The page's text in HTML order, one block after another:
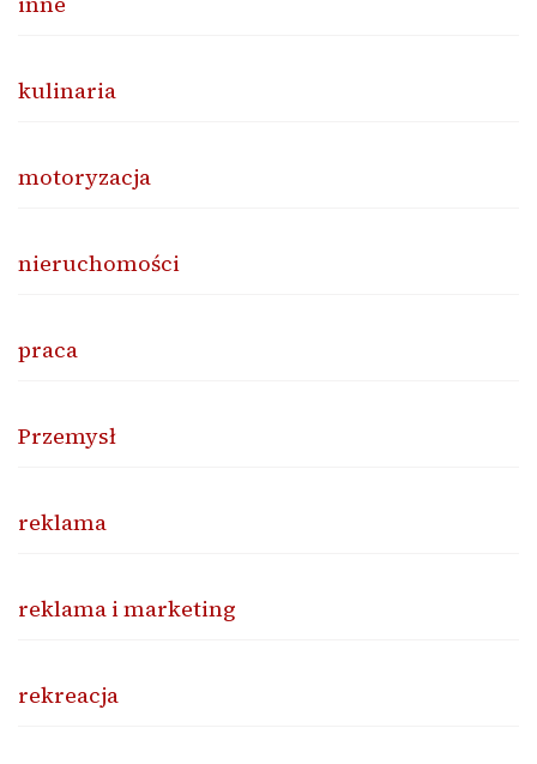
kulinaria
motoryzacja
nieruchomości
praca
Przemysł
reklama
reklama i marketing
rekreacja